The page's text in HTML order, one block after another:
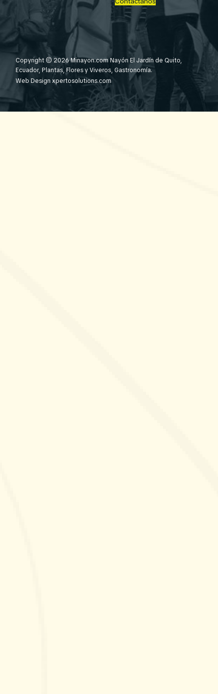
Copyright © 2026 Minayon.com Nayón El Jardín de Quito,
Ecuador, Plantas, Flores y Viveros, Gastronomía.
Web Design xpertosolutions.com